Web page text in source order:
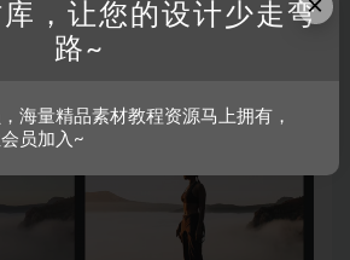
，让您的设计少走弯
路~
海量精品素材教程资源马上拥有，
员加入~